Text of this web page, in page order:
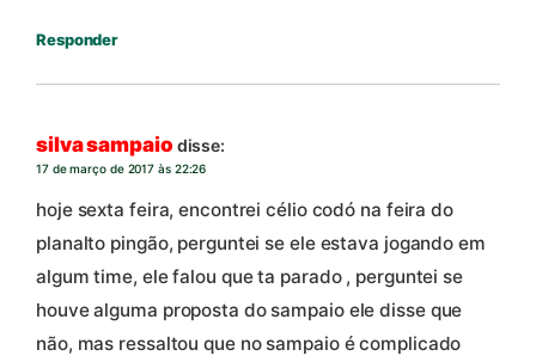
Responder
silva sampaio disse:
17 de março de 2017 às 22:26
hoje sexta feira, encontrei célio codó na feira do
planalto pingão, perguntei se ele estava jogando em
algum time, ele falou que ta parado , perguntei se
houve alguma proposta do sampaio ele disse que
não, mas ressaltou que no sampaio é complicado